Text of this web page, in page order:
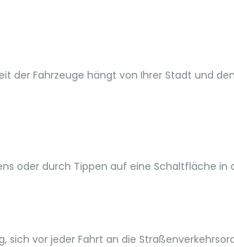
der Fahrzeuge hängt von Ihrer Stadt und
oder durch Tippen auf eine Schaltfläche in
vor jeder Fahrt an die